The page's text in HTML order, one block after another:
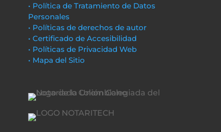
• Política de Tratamiento de Datos
Personales
• Políticas de derechos de autor
• Certificado de Accesibilidad
• Políticas de Privacidad Web
• Mapa del Sitio